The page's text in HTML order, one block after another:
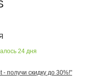
24 дня
получи скидку до 30%!"